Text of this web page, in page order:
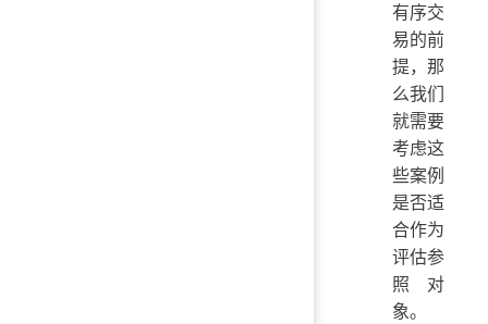
有序交
易的前
提，那
么我们
就需要
考虑这
些案例
是否适
合作为
评估参
照对
象。